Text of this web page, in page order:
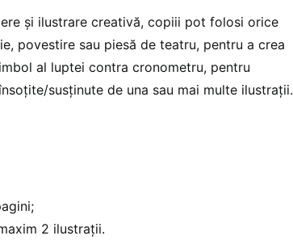
și ilustrare creativă, copiii pot folosi orice
povestire sau piesă de teatru, pentru a crea
al luptei contra cronometru, pentru
susținute de una sau mai multe ilustrații.
2 ilustrații.